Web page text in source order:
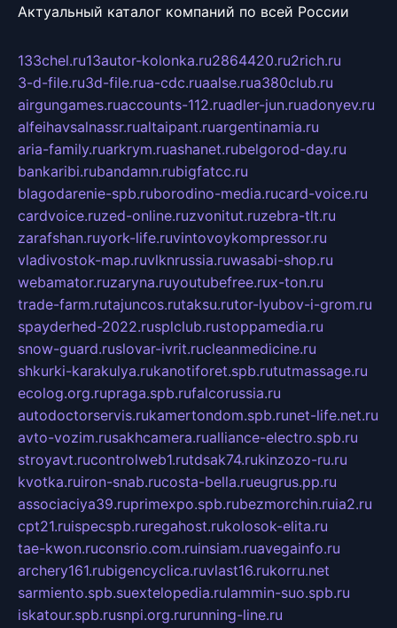
Актуальный каталог компаний по всей России
133chel.ru13autor-kolonka.ru2864420.ru2rich.ru
3-d-file.ru3d-file.rua-cdc.ruaalse.rua380club.ru
airgungames.ruaccounts-112.ruadler-jun.ruadonyev.ru
alfeihavsalnassr.rualtaipant.ruargentinamia.ru
aria-family.ruarkrym.ruashanet.rubelgorod-day.ru
bankaribi.rubandamn.rubigfatcc.ru
blagodarenie-spb.ruborodino-media.rucard-voice.ru
cardvoice.ruzed-online.ruzvonitut.ruzebra-tlt.ru
zarafshan.ruyork-life.ruvintovoykompressor.ru
vladivostok-map.ruvlknrussia.ruwasabi-shop.ru
webamator.ruzaryna.ruyoutubefree.rux-ton.ru
trade-farm.rutajuncos.rutaksu.rutor-lyubov-i-grom.ru
spayderhed-2022.rusplclub.rustoppamedia.ru
snow-guard.ruslovar-ivrit.rucleanmedicine.ru
shkurki-karakulya.rukanotiforet.spb.rututmassage.ru
ecolog.org.rupraga.spb.rufalcorussia.ru
autodoctorservis.rukamertondom.spb.runet-life.net.ru
avto-vozim.rusakhcamera.rualliance-electro.spb.ru
stroyavt.rucontrolweb1.rutdsak74.rukinzozo-ru.ru
kvotka.ruiron-snab.rucosta-bella.rueugrus.pp.ru
associaciya39.ruprimexpo.spb.rubezmorchin.ruia2.ru
cpt21.ruispecspb.ruregahost.rukolosok-elita.ru
tae-kwon.ruconsrio.com.ruinsiam.ruavegainfo.ru
archery161.rubigencyclica.ruvlast16.rukorru.net
sarmiento.spb.suextelopedia.rulammin-suo.spb.ru
iskatour.spb.rusnpi.org.rurunning-line.ru